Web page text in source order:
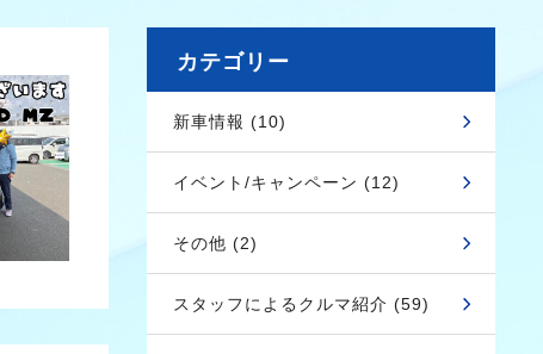
カテゴリー
新車情報 (10)
イベント/キャンペーン (12)
その他 (2)
スタッフによるクルマ紹介 (59)